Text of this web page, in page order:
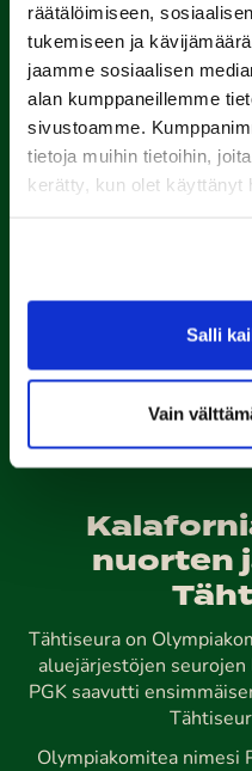
räätälöimiseen,
tukemiseen ja
jaamme sosiaalisen
alan kumppaneillemme
sivustoamme.
tietoja muihin tietoihin,
kerätty, kun olet käyttänyt
Salli
Vain
Toimisto
nuorten
Tähtiseura on
aluejärjestöjen
PGK saavutti
Olympiakomitea nimesi